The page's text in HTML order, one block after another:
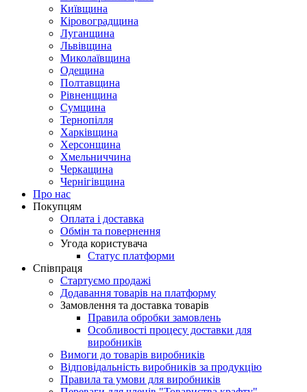
Київщина
Кіровоградщина
Луганщина
Львівщина
Миколаївщина
Одещина
Полтавщина
Рівненщина
Сумщина
Тернопілля
Харківщина
Херсонщина
Хмельниччина
Черкащина
Чернігівщина
Про нас
Покупцям
Оплата і доставка
Обмін та повернення
Угода користувача
Статус платформи
Співпраця
Стартуємо продажі
Додавання товарів на платформу
Замовлення та доставка товарів
Правила обробки замовлень
Особливості процесу доставки для
виробників
Вимоги до товарів виробників
Відповідальність виробників за продукцію
Правила та умови для виробників